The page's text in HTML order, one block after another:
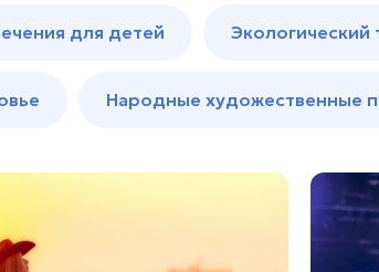
для детей Экологический
Народные художественные